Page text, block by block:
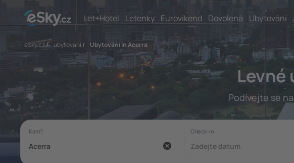
Let+Hotel Letenky Eurovíkend Dovolená Ubytování
eSky.cz/ ubytovani / Ubytování in Acerra
Levné
Podívejte se